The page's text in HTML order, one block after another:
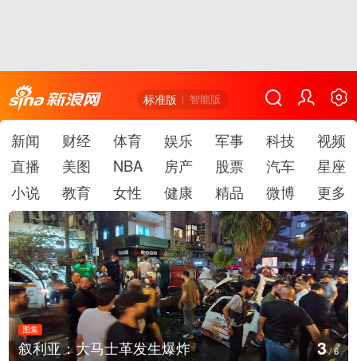
标准版 智能版
新闻 财经 体育 娱乐 军事 科技
视频
直播
美图 NBA 房产 股票 汽车
星座
小说
教育 女性 健康 精品 微博 更多
炸
图集
云南弥勒：欢庆火把节
4/6